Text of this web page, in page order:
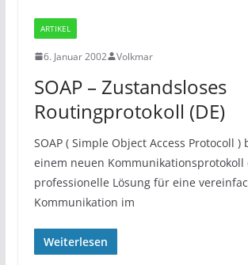
ARTIKEL
6. Januar 2002 Volkmar
SOAP – Zustandsloses
Routingprotokoll (DE)
SOAP ( Simple Object Access Protocoll
einem neuen Kommunikationsprotokoll
professionelle Lösung für eine
Kommunikation im
Weiterlesen